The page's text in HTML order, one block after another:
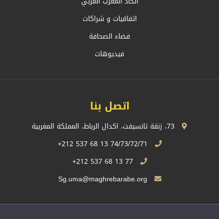
اتفاقيات و شراكات
فضاء الصحافة
فيديوهات
اتصل بنا
77 13 68 537 212+